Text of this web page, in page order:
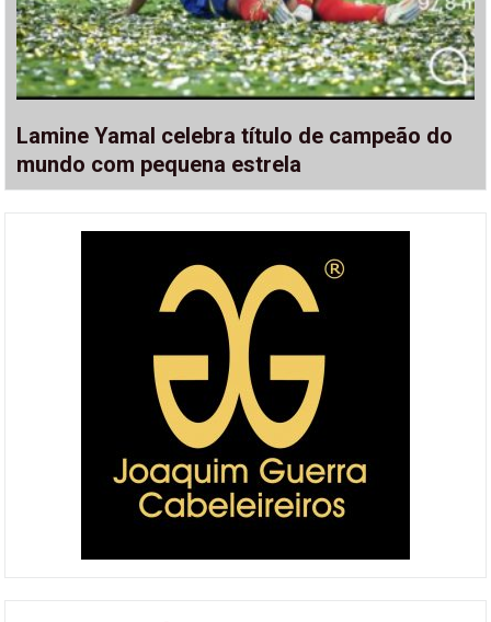
Lamine Yamal celebra título de campeão do
mundo com pequena estrela